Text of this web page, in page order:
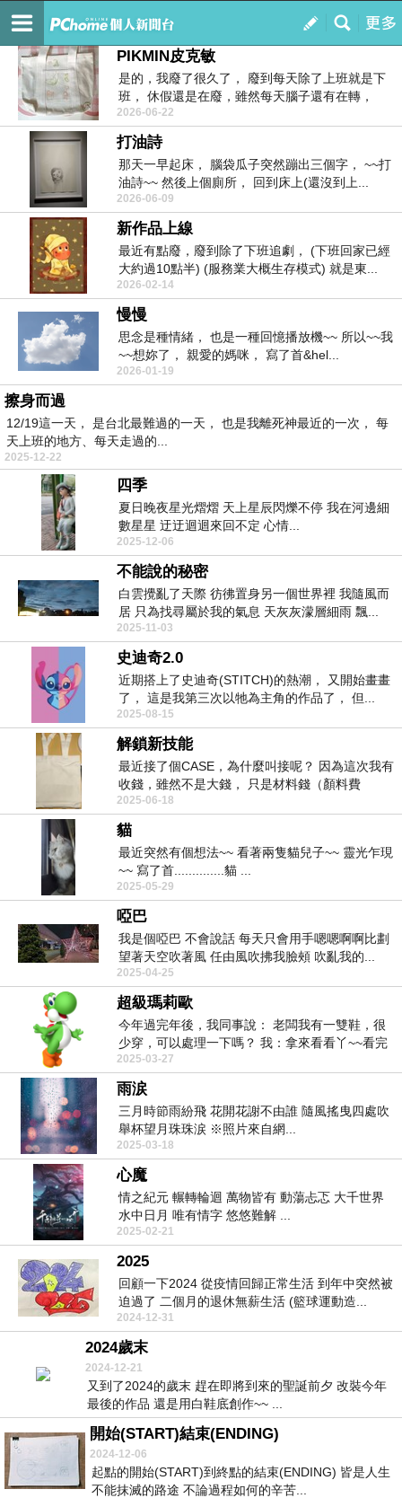
我的
訂閱
文字製造機
PIKMIN皮克敏
是的，我廢了很久了， 廢到每天除了上班就是下
班， 休假還是在廢，雖然每天腦子還有在轉，
想...
2026-06-22
打油詩
那天一早起床， 腦袋瓜子突然蹦出三個字， ~~打
油詩~~ 然後上個廁所， 回到床上(還沒到上...
2026-06-09
新作品上線
最近有點廢，廢到除了下班追劇， (下班回家已經
大約過10點半) (服務業大概生存模式) 就是東...
2026-02-14
慢慢
思念是種情緒， 也是一種回憶播放機~~ 所以~~我
~~想妳了， 親愛的媽咪， 寫了首&hel...
2026-01-19
擦身而過
12/19這一天， 是台北最難過的一天， 也是我離死神最近的一次， 每
天上班的地方、每天走過的...
2025-12-22
四季
夏日晚夜星光熠熠 天上星辰閃爍不停 我在河邊細
數星星 迂迂迴迴來回不定 心情...
2025-12-06
不能說的秘密
白雲攪亂了天際 彷彿置身另一個世界裡 我隨風而
居 只為找尋屬於我的氣息 天灰灰濛層細雨 飄...
2025-11-03
史迪奇2.0
近期搭上了史迪奇(STITCH)的熱潮， 又開始畫畫
了， 這是我第三次以牠為主角的作品了， 但...
2025-08-15
解鎖新技能
最近接了個CASE，為什麼叫接呢？ 因為這次我有
收錢，雖然不是大錢， 只是材料錢（顏料費
用）， ...
2025-06-18
貓
最近突然有個想法~~ 看著兩隻貓兒子~~ 靈光乍現
~~ 寫了首..............貓 ...
2025-05-29
啞巴
我是個啞巴 不會說話 每天只會用手嗯嗯啊啊比劃
望著天空吹著風 任由風吹拂我臉頰 吹亂我的...
2025-04-25
超級瑪莉歐
今年過完年後，我同事說： 老闆我有一雙鞋，很
少穿，可以處理一下嗎？ 我：拿來看看丫~~看完
再說。...
2025-03-27
雨涙
三月時節雨紛飛 花開花謝不由誰 隨風搖曳四處吹
舉杯望月珠珠涙 ※照片來自網...
2025-03-18
心魔
情之紀元 輾轉輪迴 萬物皆有 動蕩忐忑 大千世界
水中日月 唯有情字 悠悠難解 ...
2025-02-21
2025
回顧一下2024 從疫情回歸正常生活 到年中突然被
迫過了 二個月的退休無薪生活 (籃球運動造...
2024-12-31
2024歲末
2024-12-21
又到了2024的歲末 趕在即將到來的聖誕前夕 改裝今年
最後的作品 還是用白鞋底創作~~ ...
開始(START)結束(ENDING)
2024-12-06
起點的開始(START)到終點的結束(ENDING) 皆是人生
不能抹滅的路途 不論過程如何的辛苦...